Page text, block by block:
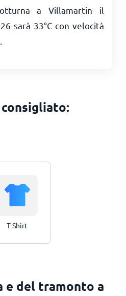
a Villamartin il
sarà 33°C con velocità
T-Shirt
e del tramonto a